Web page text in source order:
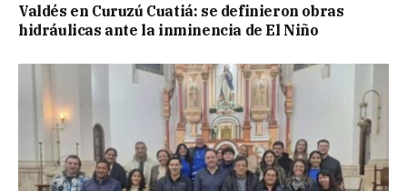
Valdés en Curuzú Cuatiá: se definieron obras
hidráulicas ante la inminencia de El Niño